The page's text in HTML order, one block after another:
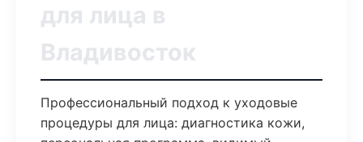
для лица в
Владивосток
Профессиональный подход к уходовые
процедуры для лица: диагностика кожи,